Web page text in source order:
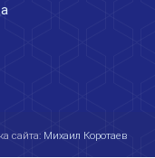
сайта: Михаил Коротаев